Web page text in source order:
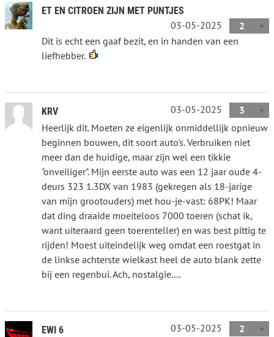
ET EN CITROEN ZIJN MET PUNTJES
03-05-2025
2
Dit is echt een gaaf bezit, en in handen van een
liefhebber.
KRV 03-05-2025
3
Heerlijk dit. Moeten ze eigenlijk onmiddellijk opnieuw
beginnen bouwen, dit soort auto's. Verbruiken niet
meer dan de huidige, maar zijn wel een tikkie
"onveiliger". Mijn eerste auto was een 12 jaar oude 4-
deurs 323 1.3DX van 1983 (gekregen als 18-jarige
van mijn grootouders) met hou-je-vast: 68PK! Maar
dat ding draaide moeiteloos 7000 toeren (schat ik,
want uiteraard geen toerenteller) en was best pittig te
rijden! Moest uiteindelijk weg omdat een roestgat in
de linkse achterste wielkast heel de auto blank zette
bij een regenbui. Ach, nostalgie....
EWI 6 03-05-2025
2